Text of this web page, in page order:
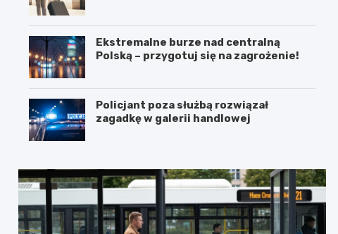
Ekstremalne burze nad centralną
Polską – przygotuj się na zagrożenie!
Policjant poza służbą rozwiązał
zagadkę w galerii handlowej